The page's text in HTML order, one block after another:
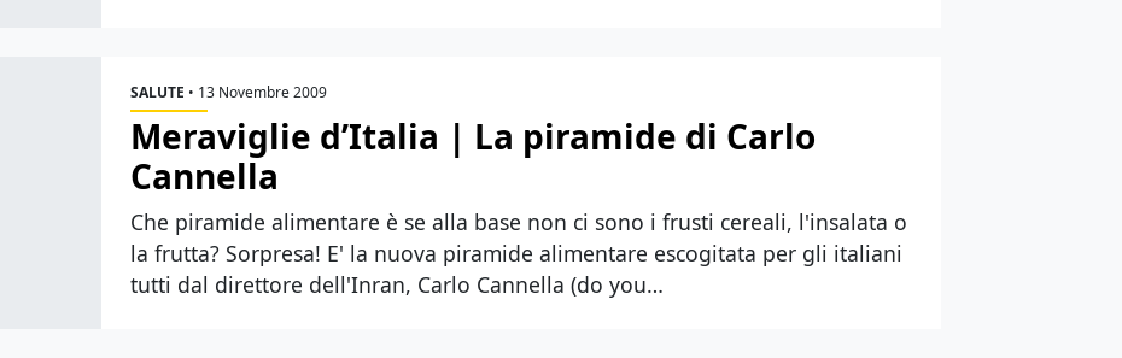
SALUTE • 13 Novembre 2009
Meraviglie d’Italia | La piramide di Carlo
Cannella
Che piramide alimentare è se alla base non ci sono i frusti cereali, l'insalata o
la frutta? Sorpresa! E' la nuova piramide alimentare escogitata per gli italiani
tutti dal direttore dell'Inran, Carlo Cannella (do you…